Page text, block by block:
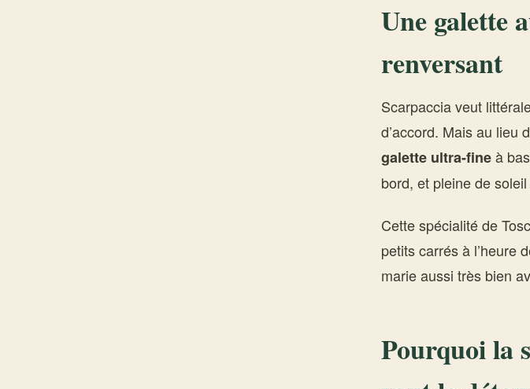
Une galette
renversant
Scarpaccia veut
d’accord. Mais au lieu
galette ultra-fineà
bord, et pleine de soleil
Cette spécialité de
petits carrés à l’heure
marie aussi très bien
Pourquoi la